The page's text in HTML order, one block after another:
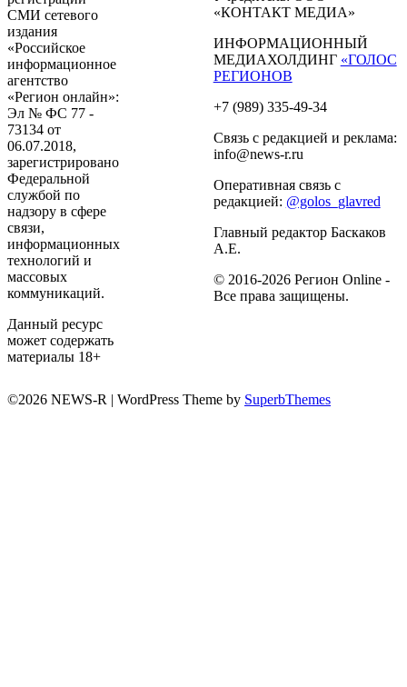
СМИ сетевого
издания
«Российское
информационное
агентство
«Регион онлайн»:
Эл № ФС 77 -
73134 от
06.07.2018,
зарегистрировано
Федеральной
службой по
надзору в сфере
связи,
информационных
технологий и
массовых
коммуникаций.
Данный ресурс
может содержать
материалы 18+
«КОНТАКТ МЕДИА»
ИНФОРМАЦИОННЫЙ
МЕДИАХОЛДИНГ «ГОЛОС
РЕГИОНОВ
+7 (989) 335-49-34
Связь с редакцией и реклама:
info@news-r.ru
Оперативная связь с
редакцией: @golos_glavred
Главный редактор Баскаков
А.Е.
© 2016-2026 Регион Online -
Все права защищены.
©2026 NEWS-R | WordPress Theme by SuperbThemes